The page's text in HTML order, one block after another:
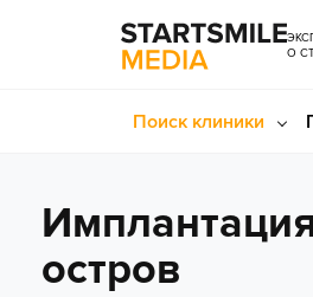
О
Поиск клиники
остров